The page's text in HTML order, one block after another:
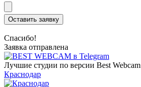
Оставить заявку
Спасибо!
Заявка отправлена
Лучшие студии по версии Best Webcam
Краснодар